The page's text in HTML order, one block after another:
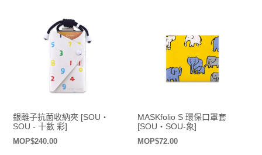
銀離子抗菌收納夾 [SOU・
SOU - 十數 彩]
定
MOP$240.00
MASKfolio S 環保口罩套
[SOU・SOU-象]
定
MOP$72.00